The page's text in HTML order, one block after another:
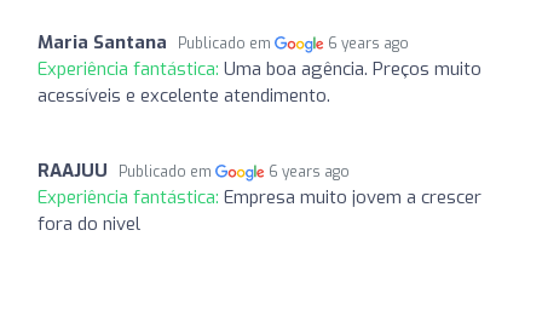
Maria Santana Publicado em 6 years ago
Experiência fantástica: Uma boa agência. Preços muito
acessíveis e excelente atendimento.
RAAJUU Publicado em 6 years ago
Experiência fantástica: Empresa muito jovem a crescer
fora do nivel